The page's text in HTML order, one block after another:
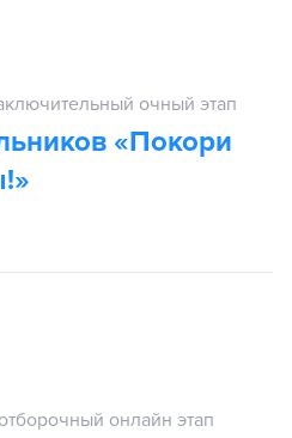
очный этап
«Покори
отборочный онлайн этап